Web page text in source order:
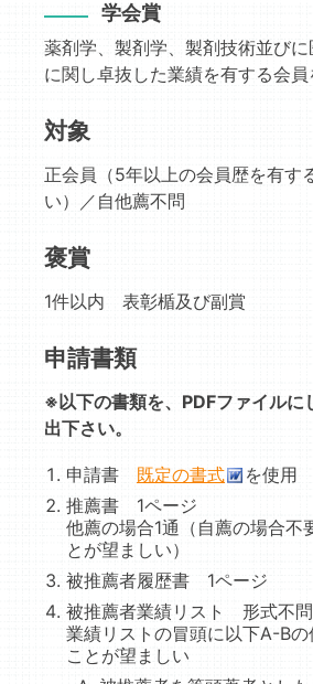
学会賞
薬剤学、製剤学、製剤技術並び
に関し卓抜した業績を有する会員
対象
正会員（5年以上の会員歴を有す
い）／自他薦不問
褒賞
1件以内 表彰楯及び副賞
申請書類
※以下の書類を、PDFファイルに
出下さい。
申請書 既定の書式
を使用
推薦書 1ページ
他薦の場合1通（自薦の場合不
とが望ましい）
被推薦者履歴書 1ページ
被推薦者業績リスト 形式不問
業績リストの冒頭に以下A-B
ことが望ましい